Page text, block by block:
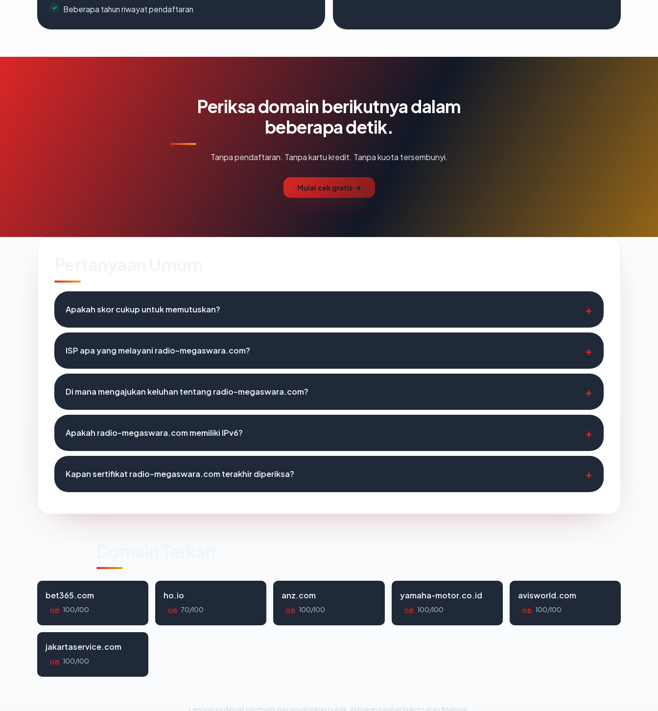
Beberapa tahun riwayat pendaftaran
Periksa domain berikutnya dalam
beberapa detik.
Tanpa pendaftaran. Tanpa kartu kredit. Tanpa kuota tersembunyi.
Mulai cek gratis →
Apakah skor cukup untuk memutuskan?
ISP apa yang melayani radio-megaswara.com?
Di mana mengajukan keluhan tentang radio-megaswara.com?
Apakah radio-megaswara.com memiliki IPv6?
Kapan sertifikat radio-megaswara.com terakhir diperiksa?
bet365.com
GB 100/100
ho.io
GB 70/100
anz.com
GB 100/100
yamaha-motor.co.id
GB 100/100
avisworld.com
GB 100/100
jakartaservice.com
GB 100/100
Laporan ini dibuat otomatis dari sinyal teknis publik. Ini bukan nasihat hukum atau finansial.